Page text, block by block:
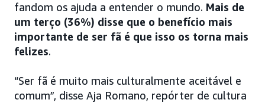
fandom os ajuda a entender o mundo. Mais de
um terço (36%) disse que o benefício mais
importante de ser fã é que isso os torna mais
felizes.
“Ser fã é muito mais culturalmente aceitável e
comum”, disse Aja Romano, repórter de cultura